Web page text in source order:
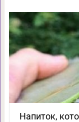
Напиток,